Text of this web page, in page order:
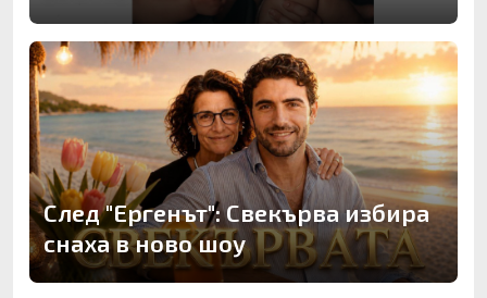
След "Ергенът": Свекърва избира
снаха в ново шоу